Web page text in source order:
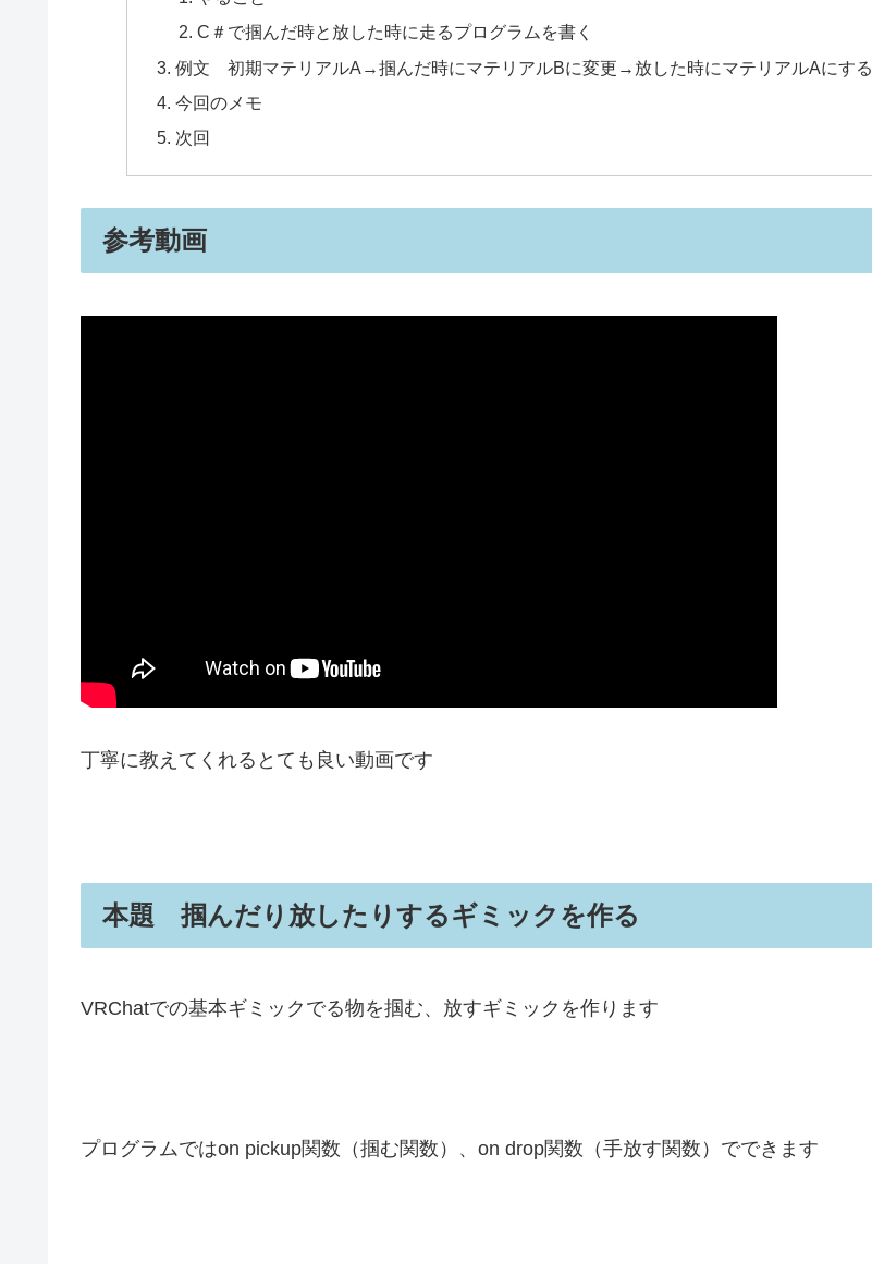
C＃で掴んだ時と放した時に走るプログラムを書く
例文 初期マテリアルA→掴んだ時にマテリアルBに変更→放した時にマテリアルAにする
今回のメモ
次回
参考動画
丁寧に教えてくれるとても良い動画です
本題 掴んだり放したりするギミックを作る
VRChatでの基本ギミックでる物を掴む、放すギミックを作ります
プログラムではon pickup関数（掴む関数）、on drop関数（手放す関数）でできます